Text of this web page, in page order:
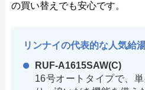
の買い替えでも安心です。
リンナイの代表的な人気給
RUF-A1615SAW(C)
16号オートタイプで、